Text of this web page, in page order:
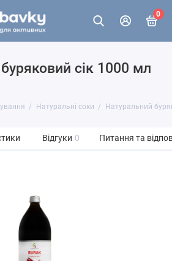
0
сік 1000 мл
Натуральні соки Натуральний
Відгуки 0 Питання та